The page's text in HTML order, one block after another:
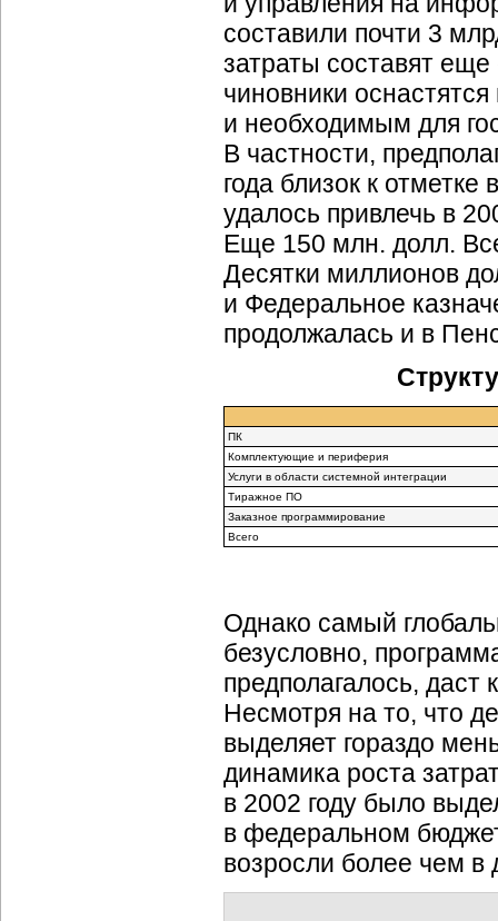
составили почти 3
затраты составят
чиновники
и необходимым для
В частности,
года близок к
удалось привлечь в
Еще 150 млн. долл.
Десятки миллионов
и Федеральное
продолжалась и в
ПК
Комплектующие и периферия
Услуги в области системной интеграции
Тиражное ПО
Заказное программирование
Всего
Однако самый
безусловно,
предполагалось,
Несмотря на то, что
выделяет гораздо
динамика роста
в 2002 году было
в федеральном
возросли более чем